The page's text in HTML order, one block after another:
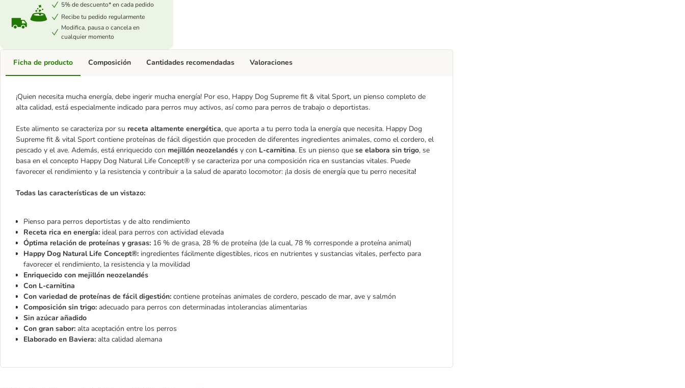
5% de descuento* en cada pedido
Recibe tu pedido regularmente
Modifica, pausa o cancela en
cualquier momento
Ficha de producto
¡Quien necesita mucha energía, debe ingerir mucha energía! Por eso, Happy Dog Supreme fit & vital Sport, un pienso completo de
alta calidad, está especialmente indicado para perros muy activos, así como para perros de trabajo o deportistas.
Este alimento se caracteriza por su receta altamente energética, que aporta a tu perro toda la energía que necesita. Happy Dog
Supreme fit & vital Sport contiene proteínas de fácil digestión que proceden de diferentes ingredientes animales, como el cordero, el
pescado y el ave. Además, está enriquecido con mejillón neozelandés y con L-carnitina. Es un pienso que se elabora sin trigo, se
basa en el concepto Happy Dog Natural Life Concept® y se caracteriza por una composición rica en sustancias vitales. Puede
favorecer el rendimiento y la resistencia y contribuir a la salud de aparato locomotor: ¡la dosis de energía que tu perro necesita!
Todas las características de un vistazo:
Pienso para perros deportistas y de alto rendimiento
Receta rica en energía: ideal para perros con actividad elevada
Óptima relación de proteínas y grasas: 16 % de grasa, 28 % de proteína (de la cual, 78 % corresponde a proteína animal)
Happy Dog Natural Life Concept®: ingredientes fácilmente digestibles, ricos en nutrientes y sustancias vitales, perfecto para
favorecer el rendimiento, la resistencia y la movilidad
Enriquecido con mejillón neozelandés
Con L-carnitina
Con variedad de proteínas de fácil digestión: contiene proteínas animales de cordero, pescado de mar, ave y salmón
Composición sin trigo: adecuado para perros con determinadas intolerancias alimentarias
Sin azúcar añadido
Con gran sabor: alta aceptación entre los perros
Elaborado en Baviera: alta calidad alemana
Composición Cantidades recomendadas Valoraciones